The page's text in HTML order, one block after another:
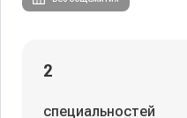
2
специальностей